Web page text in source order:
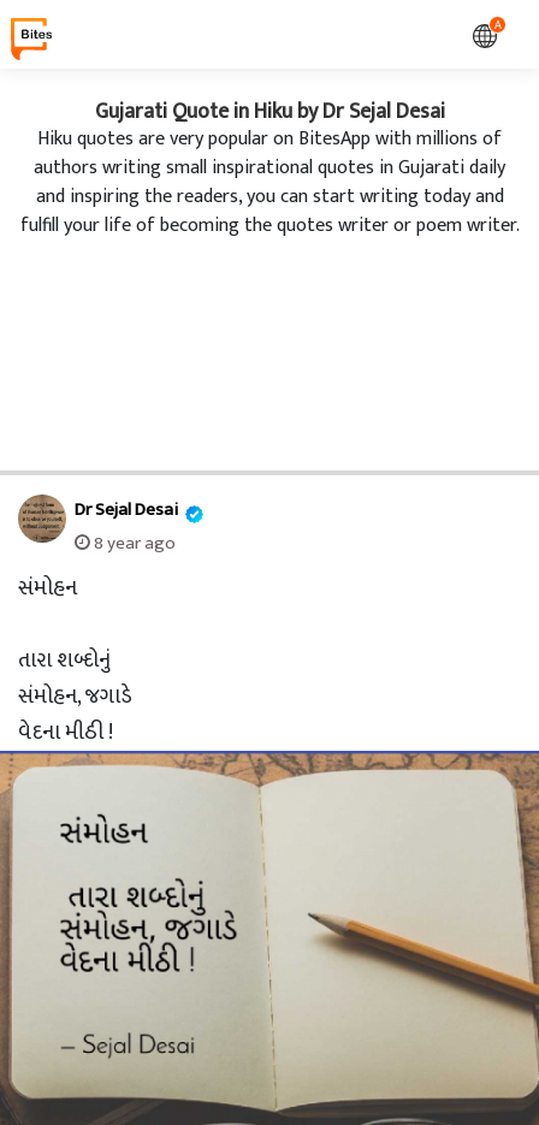
A
Gujarati Quote in Hiku by Dr Sejal Desai
Hiku quotes are very popular on BitesApp with millions of
authors writing small inspirational quotes in Gujarati daily
and inspiring the readers, you can start writing today and
fulfill your life of becoming the quotes writer or poem writer.
Dr Sejal Desai
8 year ago
સંમોહન
તારા શબ્દોનું
સંમોહન, જગાડે
વેદના મીઠી !
ડો.સેજલ દેસાઈ
સુરત ?